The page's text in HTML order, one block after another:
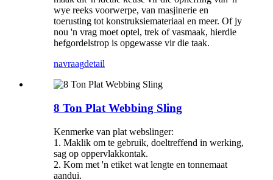
wye reeks voorwerpe, van masjinerie en
toerusting tot konstruksiemateriaal en meer. Of jy
nou 'n vrag moet optel, trek of vasmaak, hierdie
hefgordelstrop is opgewasse vir die taak.
navraagdetail
8 Ton Plat Webbing Sling
Kenmerke van plat webslinger:
1. Maklik om te gebruik, doeltreffend in werking,
sag op oppervlakkontak.
2. Kom met 'n etiket wat lengte en tonnemaat
aandui.